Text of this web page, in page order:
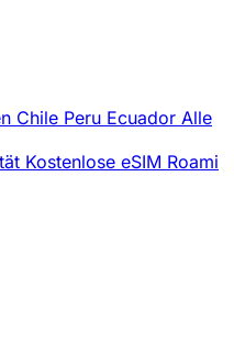
Chile Peru Ecuador Alle
Kostenlose eSIM Roami